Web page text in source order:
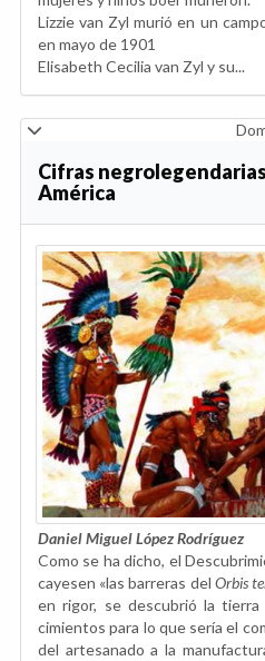
Lizzie van Zyl murió en un
en mayo de 1901
Elisabeth Cecilia van Zyl y su...
Cifras
América
Daniel Miguel López Rodríguez
Como se ha dicho, el
cayesen «las barreras del Orbis
en rigor, se descubrió la
cimientos para lo que sería el
del artesanado a la